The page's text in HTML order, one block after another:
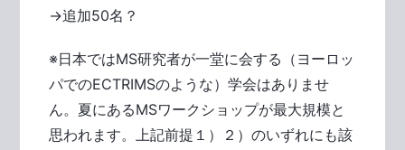
→追加50名？
※日本ではMS研究者が一堂に会する（ヨーロッ
パでのECTRIMSのような）学会はありませ
ん。夏にあるMSワークショップが最大規模と
思われます。上記前提１）２）のいずれにも該